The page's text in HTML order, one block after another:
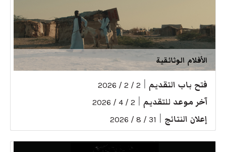
الأفلام الوثائقية
فتح باب التقديم 2 / 2 / 2026
آخر موعد للتقديم 2 / 4 / 2026
إعلان النتائج 31 / 8 / 2026